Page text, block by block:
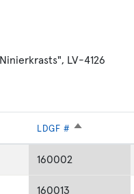
LV-4126
LDGF # SAKĀRTOT
160002
160013